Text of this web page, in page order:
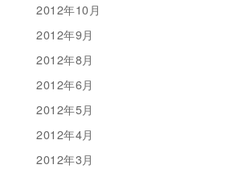
2012年10月
2012年9月
2012年8月
2012年6月
2012年5月
2012年4月
2012年3月